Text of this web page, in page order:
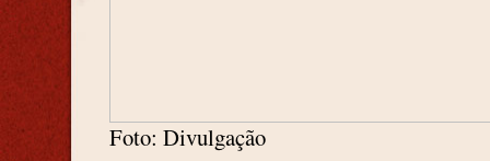
Foto: Divulgação